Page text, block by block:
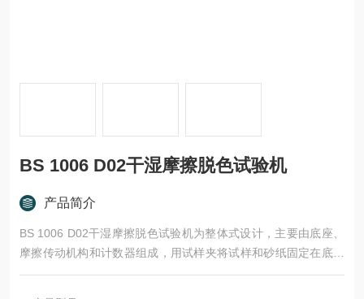
BS 1006 D02干湿摩擦脱色试验机
产品简介
BS 1006 D02干湿摩擦脱色试验机为整体式设计，主要由底座、
摩擦传动机构和计数器组成，用试样夹将试样和砂纸固定在底座
的一侧，摇动手柄使装有白棉布的摩擦头在试样上作规定行程的